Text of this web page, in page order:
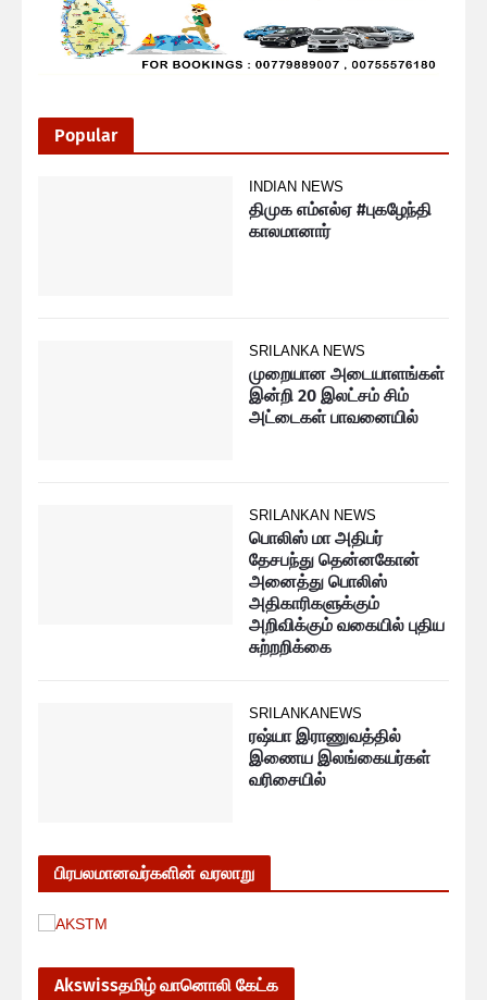
Popular
INDIAN NEWS
திமுக எம்எல்ஏ #புகழேந்தி
காலமானார்
SRILANKA NEWS
முறையான அடையாளங்கள்
இன்றி 20 இலட்சம் சிம்
அட்டைகள் பாவனையில்
SRILANKAN NEWS
பொலிஸ் மா அதிபர்
தேசபந்து தென்னகோன்
அனைத்து பொலிஸ்
அதிகாரிகளுக்கும்
அறிவிக்கும் வகையில் புதிய
சுற்றறிக்கை
SRILANKANEWS
ரஷ்யா இராணுவத்தில்
இணைய இலங்கையர்கள்
வரிசையில்
பிரபலமானவர்களின் வரலாறு
Akswissதமிழ் வானொலி கேட்க